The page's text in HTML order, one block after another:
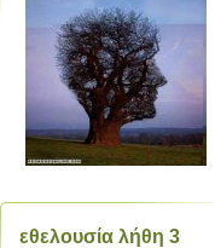
εθελουσία λήθη 3